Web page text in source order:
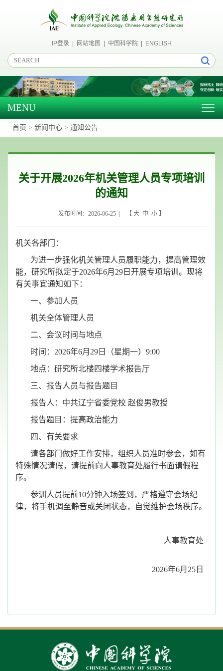
IP登录| 网站地图 中国科学院| ENGLISH
MENU
首页 > 新闻中心 > 通知公告
关于开展2026年机关管理人员专项培训
的通知
发布时间：2026-06-25 | 【 大 中 小 】
机关各部门：
为进一步强化机关管理人员履职能力，提高管理效
能， 研究所拟定于2026年6月 29 日 开展专项培训。现将
有关事宜通知如下：
一、参加人员
机关全体管理人员
二、 会议时间 与地点
时间： 2026年6月29日（星期一）9:00
地点： 研究所北楼四楼学术报告厅
三、 报告人员与报告题目
报告人：中共辽宁省委党校 赵俊男教授
报告题目：提高政治能力
四、 有关要求
请各部门 做好工作安排，组织人员准时参会， 如有
特殊情况请假，请提前向人事教育处履行书面请假程
序。
参训人员提前10分钟入场签到，严格遵守会场纪
律，将手机调至静音或关闭状态，自觉维护会场秩序。
人事教育处
2026年6月 25 日